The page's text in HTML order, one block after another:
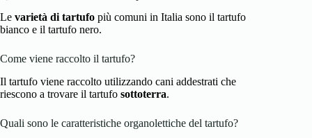
Le varietà di tartufo più comuni in Italia sono il tartufo
bianco e il tartufo nero.
Come viene raccolto il tartufo?
Il tartufo viene raccolto utilizzando cani addestrati che
riescono a trovare il tartufo sottoterra.
Quali sono le caratteristiche organolettiche del tartufo?